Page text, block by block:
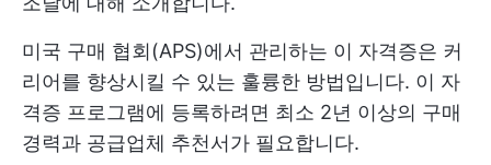
미국 구매 협회(APS)에서 관리하는 이 자격증은 커
리어를 향상시킬 수 있는 훌륭한 방법입니다. 이 자
격증 프로그램에 등록하려면 최소 2년 이상의 구매
경력과 공급업체 추천서가 필요합니다.